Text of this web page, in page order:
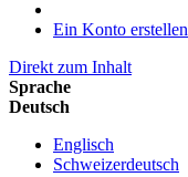
Ein Konto erstellen
Direkt zum Inhalt
Sprache
Deutsch
Englisch
Schweizerdeutsch